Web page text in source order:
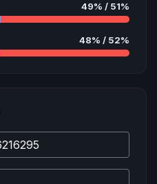
49% / 51%
48% / 52%